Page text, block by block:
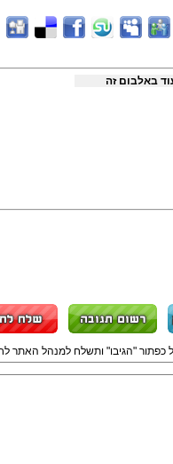
באלבום זה
כפתור "הגיבו" ותשלח למנהל האתר